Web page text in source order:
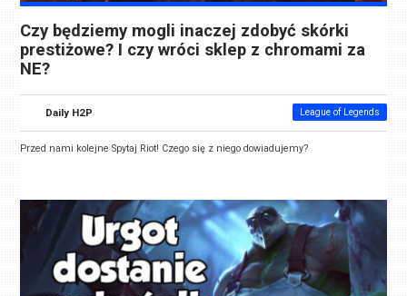
Czy będziemy mogli inaczej zdobyć skórki
prestiżowe? I czy wróci sklep z chromami za
NE?
Daily H2P League of Legends
Przed nami kolejne Spytaj Riot! Czego się z niego dowiadujemy?